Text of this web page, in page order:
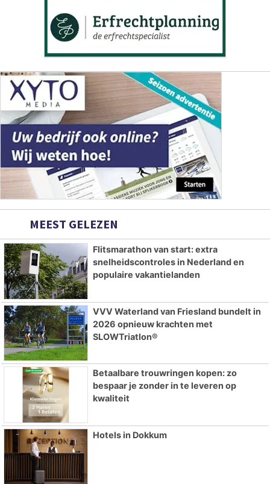
MEEST GELEZEN
Flitsmarathon van start: extra
snelheidscontroles in Nederland en
populaire vakantielanden
VVV Waterland van Friesland bundelt in
2026 opnieuw krachten met
SLOWTriatlon®
Betaalbare trouwringen kopen: zo
bespaar je zonder in te leveren op
kwaliteit
Hotels in Dokkum